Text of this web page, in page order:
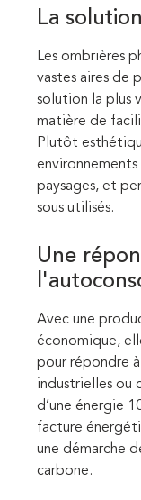
La
Les ombrières
vastes aires de
solution la plus
matière de
Plutôt
environnements
paysages, et
sous utilisés.
Une
Avec une
économique,
pour répondre
industrielles ou
d’une énergie
facture
une démarche
carbone.